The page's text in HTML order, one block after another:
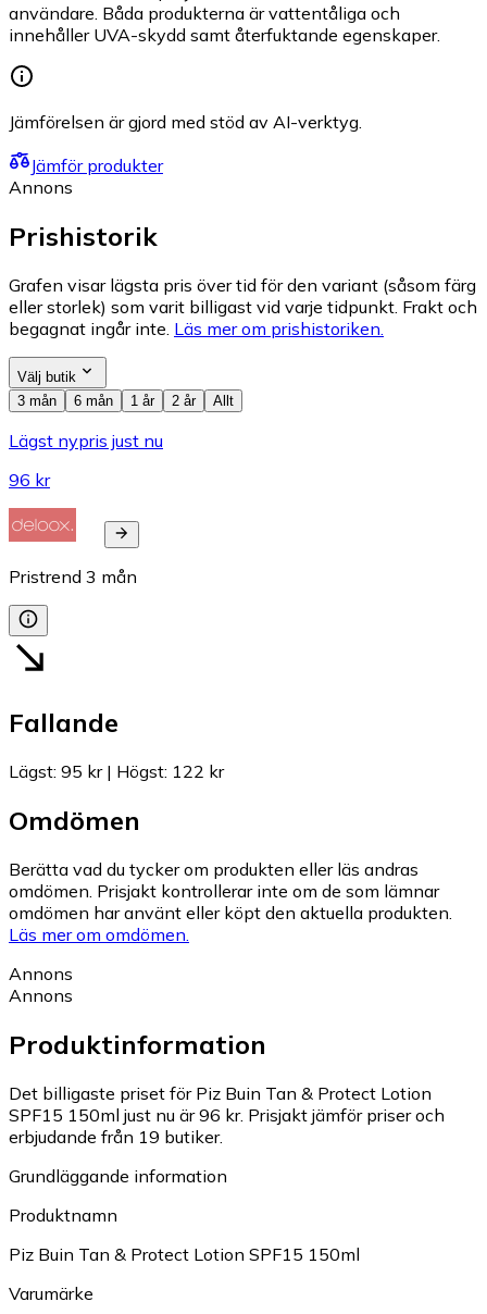
användare. Båda produkterna är vattentåliga och
innehåller UVA-skydd samt återfuktande egenskaper.
Jämförelsen är gjord med stöd av AI-verktyg.
Jämför produkter
Annons
Prishistorik
Grafen visar lägsta pris över tid för den variant (såsom färg
eller storlek) som varit billigast vid varje tidpunkt. Frakt och
begagnat ingår inte. Läs mer om prishistoriken.
Välj butik
3 mån
6 mån 1 år 2 år Allt
Lägst nypris just nu
96 kr
Pristrend 3 mån
Fallande
Lägst: 95 kr| Högst: 122 kr
Omdömen
Berätta vad du tycker om produkten eller läs andras
omdömen. Prisjakt kontrollerar inte om de som lämnar
omdömen har använt eller köpt den aktuella produkten.
Läs mer om omdömen.
Annons
Annons
Produktinformation
Det billigaste priset för Piz Buin Tan & Protect Lotion
SPF15 150ml just nu är 96 kr. Prisjakt jämför priser och
erbjudande från 19 butiker.
Grundläggande information
Produktnamn
Piz Buin Tan & Protect Lotion SPF15 150ml
Varumärke